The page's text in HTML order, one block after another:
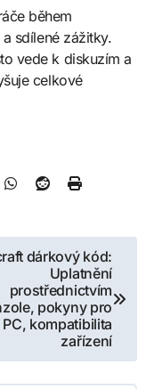
během
sdílené zážitky.
vede k diskuzím a
celkové
dárkový kód:
Uplatnění
prostřednictvím
pokyny pro
PC, kompatibilita
zařízení